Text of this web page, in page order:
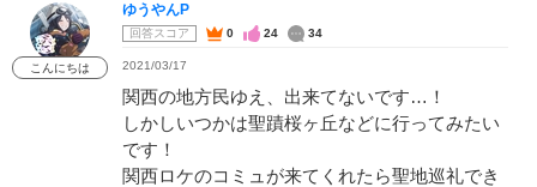
こんにちは
ゆうやんP
回答スコア 0 24 34
2021/03/17
関西の地方民ゆえ、出来てないです…！
しかしいつかは聖蹟桜ヶ丘などに行ってみたい
です！
関西ロケのコミュが来てくれたら聖地巡礼でき